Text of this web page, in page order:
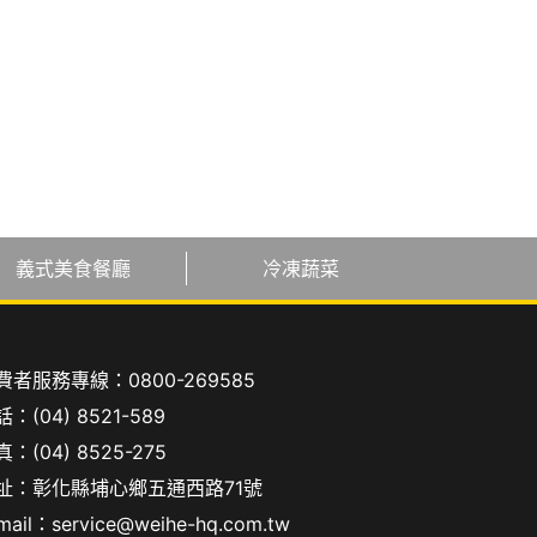
義式美食餐廳 冷凍蔬菜
者服務專線： 0800-269585
： (04) 8521-589
：(04) 8525-275
：彰化縣埔心鄉五通西路71號
： service@weihe-hq.com.tw